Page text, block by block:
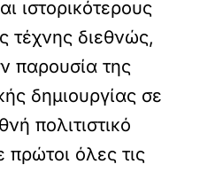
ιστορικότερους
τέχνης διεθνώς,
παρουσία της
δημιουργίας σε
πολιτιστικό
πρώτοι όλες τις